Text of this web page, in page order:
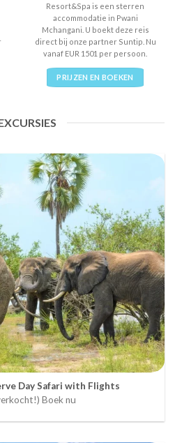
Resort&Spa is een sterren
accommodatie in Pwani
Mchangani. U boekt deze reis
direct bij onze partner Suntip. Nu
vanaf EUR 1501 per persoon.
PRIJZEN EN BOEKEN
Day Safari with Flights
Boek nu